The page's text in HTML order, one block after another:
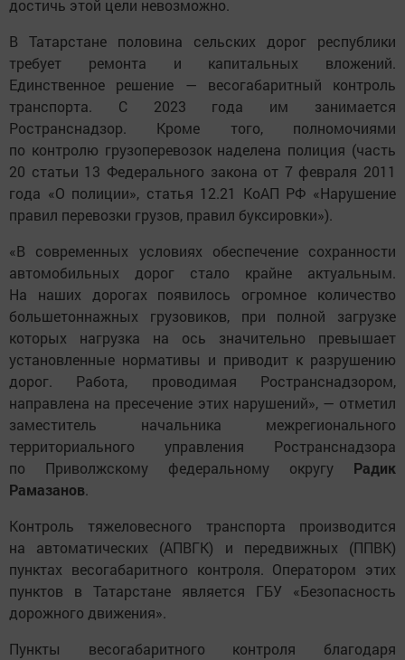
достичь этой цели невозможно.
В Татарстане половина сельских дорог республики
требует ремонта и капитальных вложений.
Единственное решение — весогабаритный контроль
транспорта. С 2023 года им занимается
Ространснадзор. Кроме того, полномочиями
по контролю грузоперевозок наделена полиция (часть
20 статьи 13 Федерального закона от 7 февраля 2011
года «О полиции», статья 12.21 КоАП РФ «Нарушение
правил перевозки грузов, правил буксировки»).
«В современных условиях обеспечение сохранности
автомобильных дорог стало крайне актуальным.
На наших дорогах появилось огромное количество
большетоннажных грузовиков, при полной загрузке
которых нагрузка на ось значительно превышает
установленные нормативы и приводит к разрушению
дорог. Работа, проводимая Ространснадзором,
направлена на пресечение этих нарушений», — отметил
заместитель начальника межрегионального
территориального управления Ространснадзора
по Приволжскому федеральному округу Радик
Рамазанов.
Контроль тяжеловесного транспорта производится
на автоматических (АПВГК) и передвижных (ППВК)
пунктах весогабаритного контроля. Оператором этих
пунктов в Татарстане является ГБУ «Безопасность
дорожного движения».
Пункты весогабаритного контроля благодаря